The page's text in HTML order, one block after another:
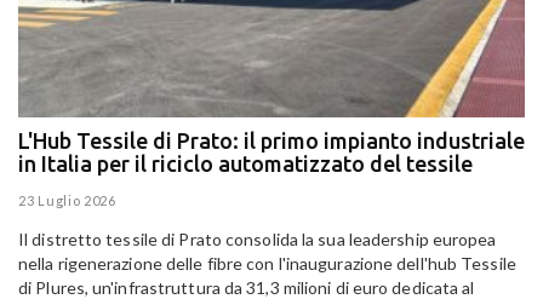
L'Hub Tessile di Prato: il primo impianto industriale
in Italia per il riciclo automatizzato del tessile
23 Luglio 2026
Il distretto tessile di Prato consolida la sua leadership europea
nella rigenerazione delle fibre con l'inaugurazione dell'hub Tessile
di Plures, un'infrastruttura da 31,3 milioni di euro dedicata al